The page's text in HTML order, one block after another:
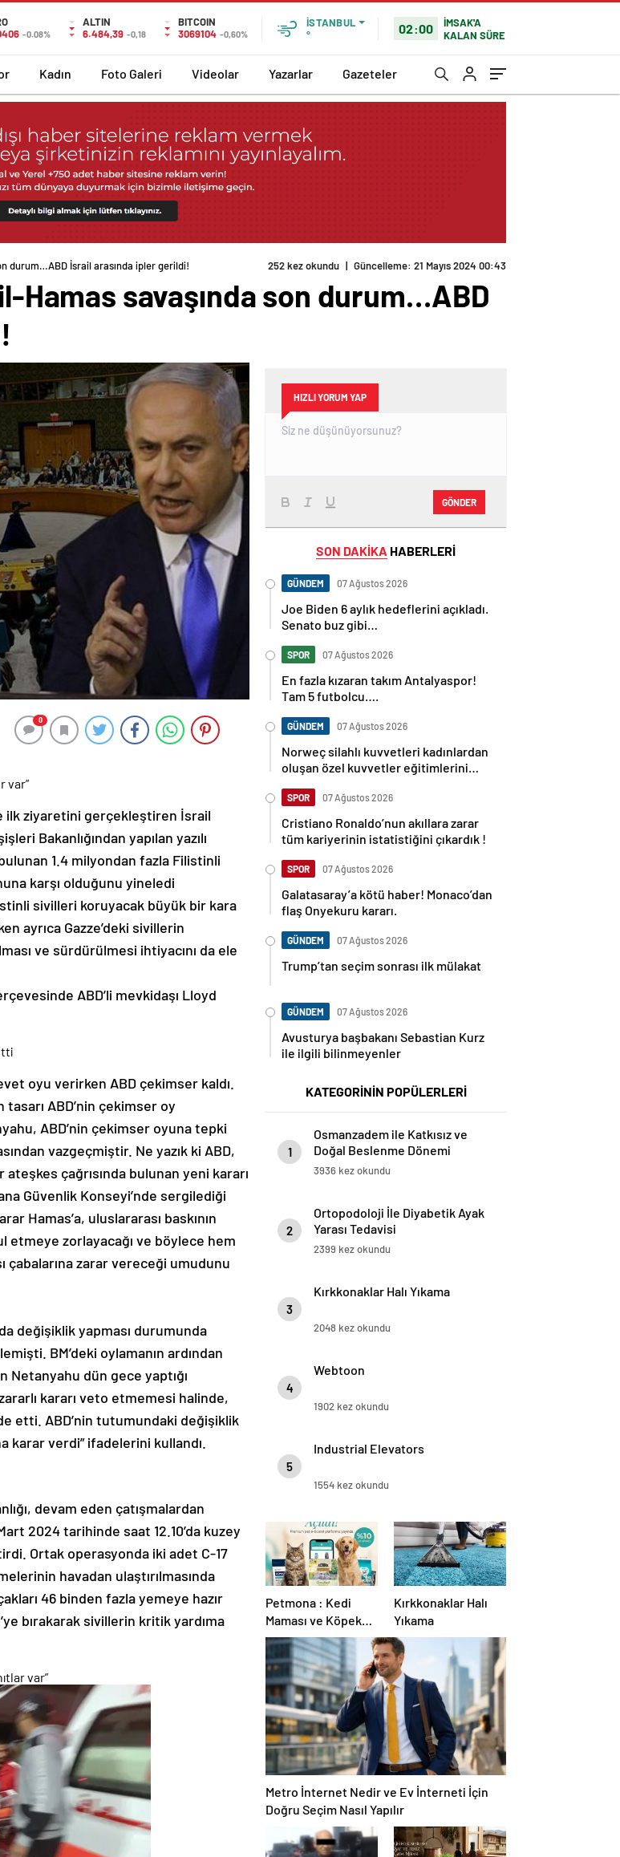
-0.08%
ALTIN
6.484,39 -0,18
BITCOIN
3069104 -0,60%
İSTANBUL
°
02:00
İMSAK'A
KALAN SÜRE
Kadın Foto Galeri Videolar Yazarlar Gazeteler
durum…ABD İsrail arasında ipler gerildi! 252 kez okundu | Güncelleme: 21 Mayıs 2024 00:43
Hamas savaşında son durum…ABD
0
var”
ilk ziyaretini gerçekleştiren İsrail
Bakanlığından yapılan yazılı
1.4 milyondan fazla Filistinli
karşı olduğunu yineledi
sivilleri koruyacak büyük bir kara
ayrıca Gazze’deki sivillerin
ve sürdürülmesi ihtiyacını da ele
ABD’li mevkidaşı Lloyd
oyu verirken ABD çekimser kaldı.
tasarı ABD’nin çekimser oy
ABD’nin çekimser oyuna tepki
vazgeçmiştir. Ne yazık ki ABD,
çağrısında bulunan yeni kararı
Güvenlik Konseyi’nde sergilediği
Hamas’a, uluslararası baskının
etmeye zorlayacağı ve böylece hem
çabalarına zarar vereceği umudunu
değişiklik yapması durumunda
BM’deki oylamanın ardından
Netanyahu dün gece yaptığı
kararı veto etmemesi halinde,
etti. ABD’nin tutumundaki değişiklik
karar verdi” ifadelerini kullandı.
devam eden çatışmalardan
2024 tarihinde saat 12.10’da kuzey
Ortak operasyonda iki adet C-17
havadan ulaştırılmasında
46 binden fazla yemeye hazır
bırakarak sivillerin kritik yardıma
var”
HIZLI YORUM YAP
GÖNDER
SON DAKİKA HABERLERİ
GÜNDEM 07 Ağustos 2026
Joe Biden 6 aylık hedeflerini açıkladı.
Senato buz gibi…
SPOR 07 Ağustos 2026
En fazla kızaran takım Antalyaspor!
Tam 5 futbolcu….
GÜNDEM 07 Ağustos 2026
Norweç silahlı kuvvetleri kadınlardan
oluşan özel kuvvetler eğitimlerini
SPOR 07 Ağustos 2026
Cristiano Ronaldo’nun akıllara zarar
tüm kariyerinin istatistiğini çıkardık !
SPOR 07 Ağustos 2026
Galatasaray’a kötü haber! Monaco’dan
flaş Onyekuru kararı.
GÜNDEM 07 Ağustos 2026
Trump’tan seçim sonrası ilk mülakat
GÜNDEM 07 Ağustos 2026
Avusturya başbakanı Sebastian Kurz
ile ilgili bilinmeyenler
KATEGORİNİN POPÜLERLERİ
1
Osmanzadem ile Katkısız ve
Doğal Beslenme Dönemi
3936 kez okundu
2
Ortopodoloji İle Diyabetik Ayak
Yarası Tedavisi
2399 kez okundu
3
Kırkkonaklar Halı Yıkama
2048 kez okundu
4
Webtoon
1902 kez okundu
5
Industrial Elevators
1554 kez okundu
Petmona : Kedi
Maması ve Köpek
Maması İle Tüm
Evcil Hayvan
Ürünleri
Kırkkonaklar Halı
Yıkama
Metro İnternet Nedir ve Ev İnterneti İçin
Doğru Seçim Nasıl Yapılır